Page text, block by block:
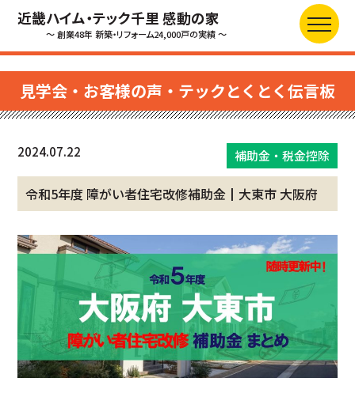
近畿ハイム・テック千里 感動の家
～ 創業48年 新築・リフォーム24,000戸の実績 ～
見学会・お客様の声・テックとくとく伝言板
2024.07.22 補助金・税金控除
令和5年度 障がい者住宅改修補助金┃大東市 大阪府